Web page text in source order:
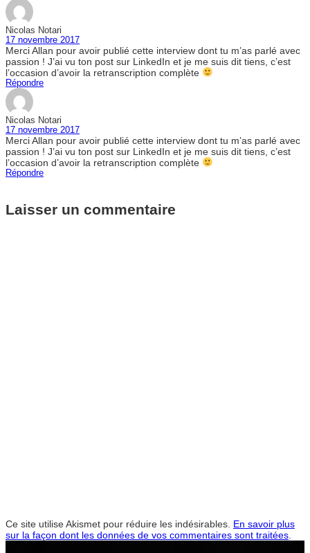
Nicolas Notari
17 novembre 2017
Merci Allan pour avoir publié cette interview dont tu m’as parlé avec
passion ! J’ai vu ton post sur LinkedIn et je me suis dit tiens, c’est
l’occasion d’avoir la retranscription complète
Répondre
Nicolas Notari
17 novembre 2017
Merci Allan pour avoir publié cette interview dont tu m’as parlé avec
passion ! J’ai vu ton post sur LinkedIn et je me suis dit tiens, c’est
l’occasion d’avoir la retranscription complète
Répondre
Laisser un commentaire
Ce site utilise Akismet pour réduire les indésirables. En savoir plus
sur la façon dont les données de vos commentaires sont traitées